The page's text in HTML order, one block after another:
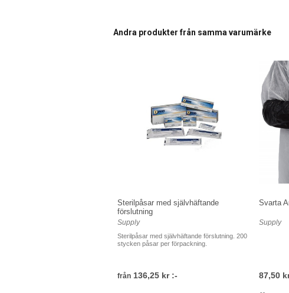
Andra produkter från samma varumärke
Sterilpåsar med självhäftande
förslutning
Supply
Sterilpåsar med självhäftande förslutning. 200
stycken påsar per förpackning.
från 136,25 kr :-
Svarta
Supply
87,50